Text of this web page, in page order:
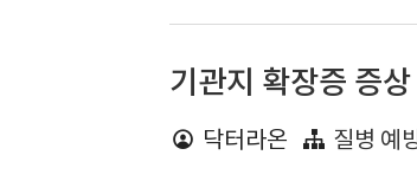
기관지 확장증 증
닥터라온 질병 예